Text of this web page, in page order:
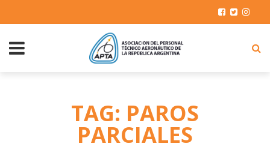
TAG: PAROS
PARCIALES